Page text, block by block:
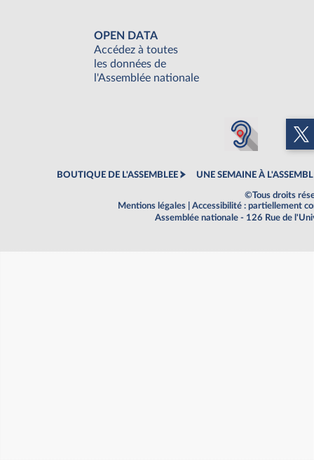
OPEN DATA
Accédez à toutes
les données de
l'Assemblée nationale
BOUTIQUE DE L'ASSEMBLEE UNE SEMAINE À
©Tous droits
Mentions légales
Accessibilité : partiellement
Assemblée nationale - 126 Rue de